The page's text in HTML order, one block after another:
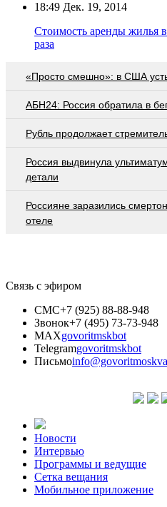
18:49 Дек. 19, 2014
Стоимость аренды жилья
раза
«Просто смешно»: в США
АБН24: Россия обратила в
Рубль продолжает
Россия выдвинула
детали
Россияне заразились
отеле
Связь с эфиром
СМС+7 (925) 88-88-948
Звонок+7 (495) 73-73-948
MAXgovoritmskbot
Telegramgovoritmskbot
Письмо
Новости
Интервью
Программы и ведущие
Сетка вещания
Мобильное приложение